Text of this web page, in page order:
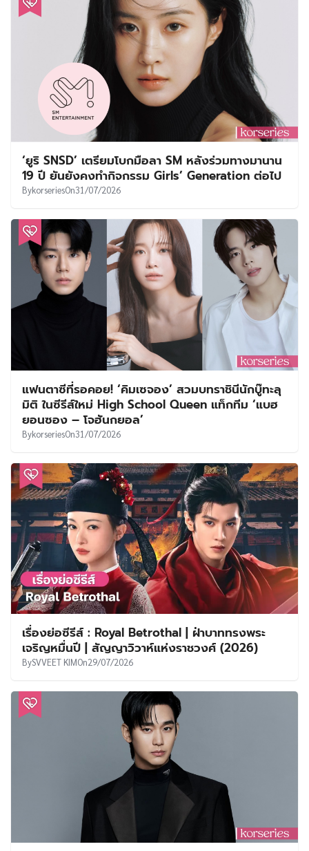
‘ยูริ SNSD’ เตรียมโบกมือลา SM หลังร่วมทางมานาน
19 ปี ยันยังคงทำกิจกรรม Girls’ Generation ต่อไป
BykorseriesOn31/07/2026
แฟนตาซีที่รอคอย! ‘คิมเซจอง’ สวมบทราชินีนักบู๊ทะลุ
มิติ ในซีรีส์ใหม่ High School Queen แท็กทีม ‘แบฮ
ยอนซอง – โจฮันกยอล’
BykorseriesOn31/07/2026
เรื่องย่อซีรีส์ : Royal Betrothal | ฝ่าบาททรงพระ
เจริญหมื่นปี | สัญญาวิวาห์แห่งราชวงศ์ (2026)
BySVVEET KIMOn29/07/2026